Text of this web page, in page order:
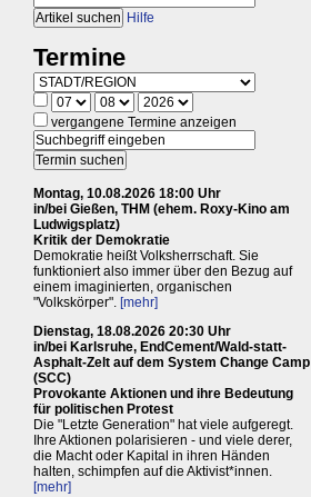
Hilfe
Termine
vergangene Termine anzeigen
Montag, 10.08.2026 18:00 Uhr
in/bei Gießen, THM (ehem. Roxy-Kino am
Ludwigsplatz)
Kritik der Demokratie
Demokratie heißt Volksherrschaft. Sie
funktioniert also immer über den Bezug auf
einem imaginierten, organischen
"Volkskörper". [mehr]
Dienstag, 18.08.2026 20:30 Uhr
in/bei Karlsruhe, EndCement/Wald-statt-
Asphalt-Zelt auf dem System Change Camp
(SCC)
Provokante Aktionen und ihre Bedeutung
für politischen Protest
Die "Letzte Generation" hat viele aufgeregt.
Ihre Aktionen polarisieren - und viele derer,
die Macht oder Kapital in ihren Händen
halten, schimpfen auf die Aktivist*innen.
[mehr]